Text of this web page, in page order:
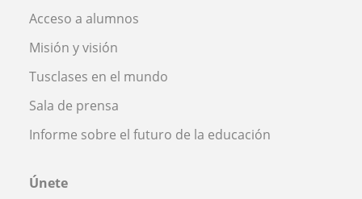
Acceso a alumnos
Misión y visión
Tusclases en el mundo
Sala de prensa
Informe sobre el futuro de la educación
Únete